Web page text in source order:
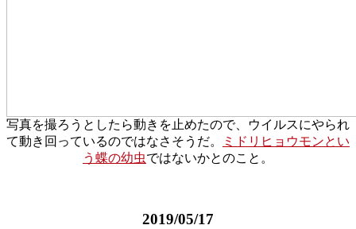
写真を撮ろうとしたら動きを止めたので、ウイルスにやられ
て動き回っているのではなさそうだ。
ミドリヒョウモンとい
う蝶の幼虫ではないかとのこと。
2019/05/17